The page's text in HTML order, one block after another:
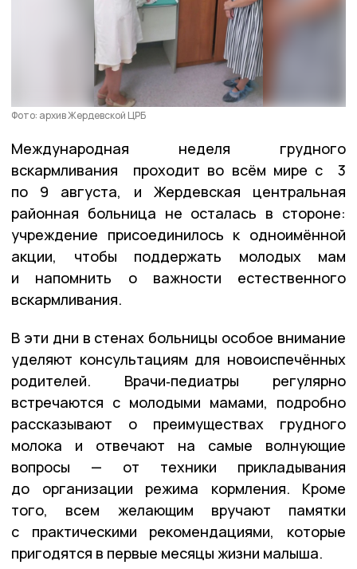
Фото: архив Жердевской ЦРБ
Международная неделя грудного
вскармливания проходит во всём мире с 3
по 9 августа, и Жердевская центральная
районная больница не осталась в стороне:
учреждение присоединилось к одноимённой
акции, чтобы поддержать молодых мам
и напомнить о важности естественного
вскармливания.
В эти дни в стенах больницы особое внимание
уделяют консультациям для новоиспечённых
родителей. Врачи‑педиатры регулярно
встречаются с молодыми мамами, подробно
рассказывают о преимуществах грудного
молока и отвечают на самые волнующие
вопросы — от техники прикладывания
до организации режима кормления. Кроме
того, всем желающим вручают памятки
с практическими рекомендациями, которые
пригодятся в первые месяцы жизни малыша.